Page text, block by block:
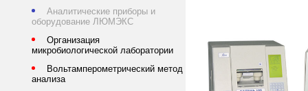
Аналитические приборы и
оборудование ЛЮМЭКС
Организация
микробиологической лаборатории
Вольтамперометрический метод
анализа